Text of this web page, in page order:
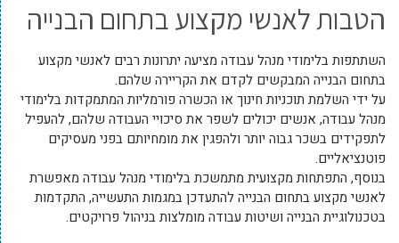
הטבות לאנשי מקצוע בתחום הבנייה
השתתפות בלימודי מנהל עבודה מציעה יתרונות רבים לאנשי מקצוע
בתחום הבנייה המבקשים לקדם את הקריירה שלהם.
על ידי השלמת תוכניות חינוך או הכשרה פורמליות המתמקדות בלימודי
מנהל עבודה, אנשים יכולים לשפר את סיכויי העבודה שלהם, להעפיל
לתפקידים בשכר גבוה יותר ולהפגין את מומחיותם בפני מעסיקים
פוטנציאליים.
בנוסף, התפתחות מקצועית מתמשכת בלימודי מנהל עבודה מאפשרת
לאנשי מקצוע בתחום הבנייה להתעדכן במגמות התעשייה, התקדמות
בטכנולוגיית הבנייה ושיטות עבודה מומלצות בניהול פרויקטים.